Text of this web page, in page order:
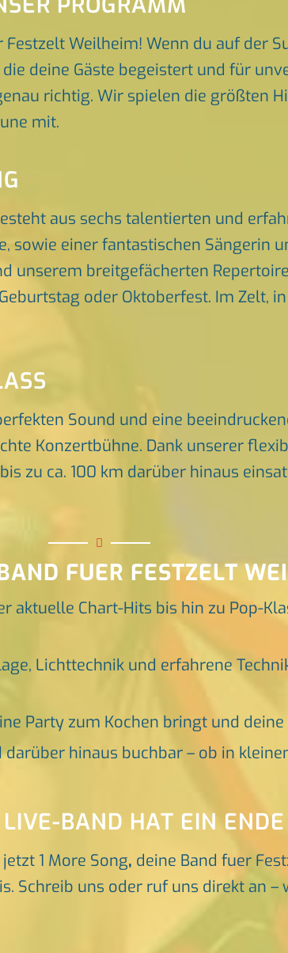
Weilheim! Wenn du auf der
deine Gäste begeistert und für
richtig. Wir spielen die größten
mit.
aus sechs talentierten und
sowie einer fantastischen Sängerin
unserem breitgefächerten
oder Oktoberfest. Im Zelt,
Sound und eine
Konzertbühne. Dank unserer
zu ca. 100 km darüber hinaus
FUER FESTZELT
aktuelle Chart-Hits bis hin zu Pop-
Lichttechnik und erfahrene
Party zum Kochen bringt und
hinaus buchbar – ob in
BAND HAT EIN ENDE
1 More Song, deine Band fuer
Schreib uns oder ruf uns direkt an –